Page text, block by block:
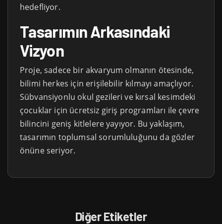
hedefliyor.
Tasarımın Arkasındaki
Vizyon
Proje, sadece bir akvaryum olmanın ötesinde,
bilimi herkes için erişilebilir kılmayı amaçlıyor.
Sübvansiyonlu okul gezileri ve kırsal kesimdeki
çocuklar için ücretsiz giriş programları ile çevre
bilincini geniş kitlelere yayıyor. Bu yaklaşım,
tasarımın toplumsal sorumluluğunu da gözler
önüne seriyor.
Diğer Etiketler